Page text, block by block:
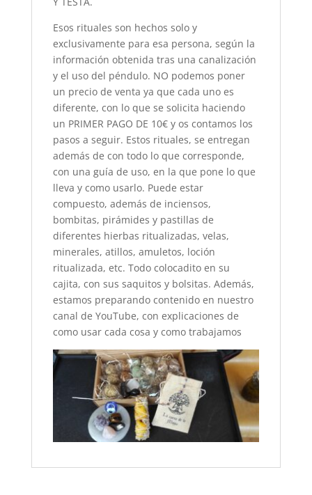
Esos rituales son hechos solo y
exclusivamente para esa persona, según la
información obtenida tras una canalización
y el uso del péndulo. NO podemos poner
un precio de venta ya que cada uno es
diferente, con lo que se solicita haciendo
un PRIMER PAGO DE 10€ y os contamos los
pasos a seguir. Estos rituales, se entregan
además de con todo lo que corresponde,
con una guía de uso, en la que pone lo que
lleva y como usarlo. Puede estar
compuesto, además de inciensos,
bombitas, pirámides y pastillas de
diferentes hierbas ritualizadas, velas,
minerales, atillos, amuletos, loción
ritualizada, etc. Todo colocadito en su
cajita, con sus saquitos y bolsitas. Además,
estamos preparando contenido en nuestro
canal de YouTube, con explicaciones de
como usar cada cosa y como trabajamos